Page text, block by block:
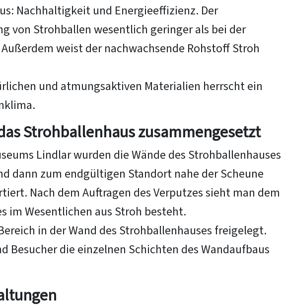
Nachhaltigkeit und Energieeffizienz. Der
von Strohballen wesentlich geringer als bei der
weist der nachwachsende Rohstoff Stroh
und atmungsaktiven Materialien herrscht ein
Strohballenhaus zusammengesetzt
Lindlar wurden die Wände des Strohballenhauses
dann zum endgültigen Standort nahe der Scheune
Nach dem Auftragen des Verputzes sieht man dem
im Wesentlichen aus Stroh besteht.
in der Wand des Strohballenhauses freigelegt.
Besucher die einzelnen Schichten des Wandaufbaus